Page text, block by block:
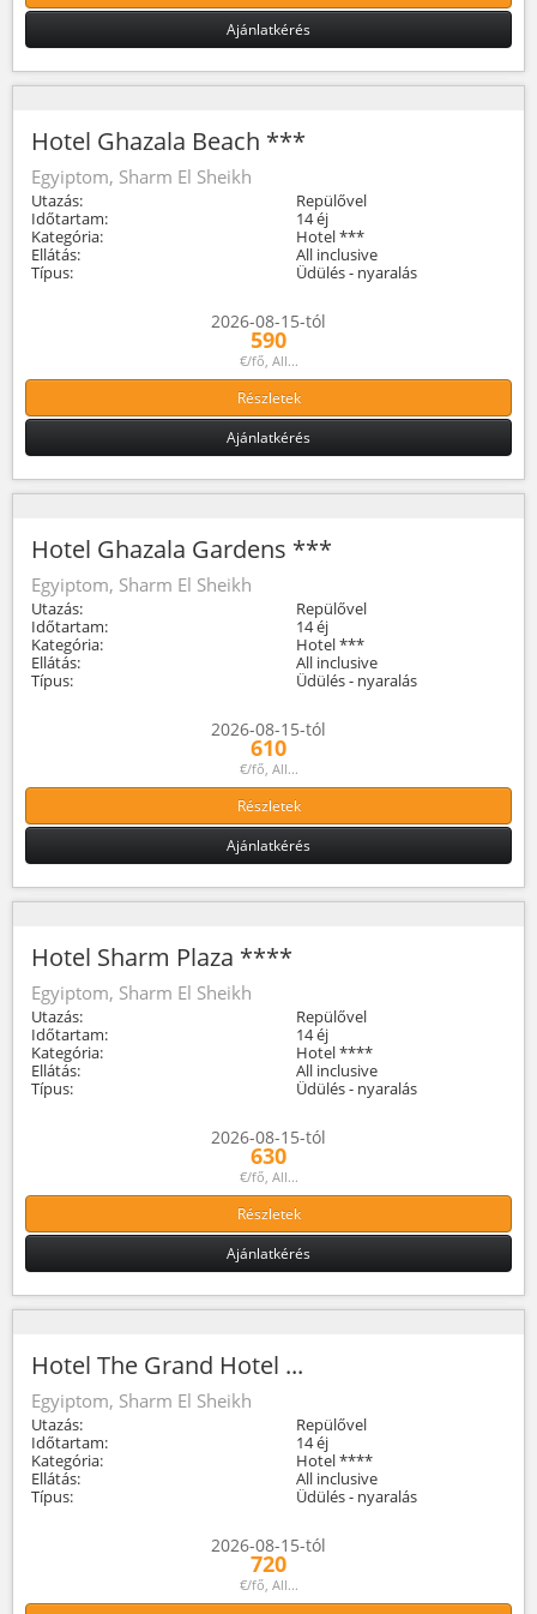
Ajánlatkérés
Hotel Ghazala Beach ***
Egyiptom, Sharm El Sheikh
Utazás:
Repülővel
Időtartam:
14 éj
Kategória:
Hotel ***
Ellátás:
All inclusive
Típus:
Üdülés - nyaralás
2026-08-15-tól
590
€/fő, All...
Részletek
Ajánlatkérés
Hotel Ghazala Gardens ***
Egyiptom, Sharm El Sheikh
Utazás:
Repülővel
Időtartam:
14 éj
Kategória:
Hotel ***
Ellátás:
All inclusive
Típus:
Üdülés - nyaralás
2026-08-15-tól
610
€/fő, All...
Részletek
Ajánlatkérés
Hotel Sharm Plaza ****
Egyiptom, Sharm El Sheikh
Utazás:
Repülővel
Időtartam:
14 éj
Kategória:
Hotel ****
Ellátás:
All inclusive
Típus:
Üdülés - nyaralás
2026-08-15-tól
630
€/fő, All...
Részletek
Ajánlatkérés
Hotel The Grand Hotel ...
Egyiptom, Sharm El Sheikh
Utazás:
Repülővel
Időtartam:
14 éj
Kategória:
Hotel ****
Ellátás:
All inclusive
Típus:
Üdülés - nyaralás
2026-08-15-tól
720
€/fő, All...